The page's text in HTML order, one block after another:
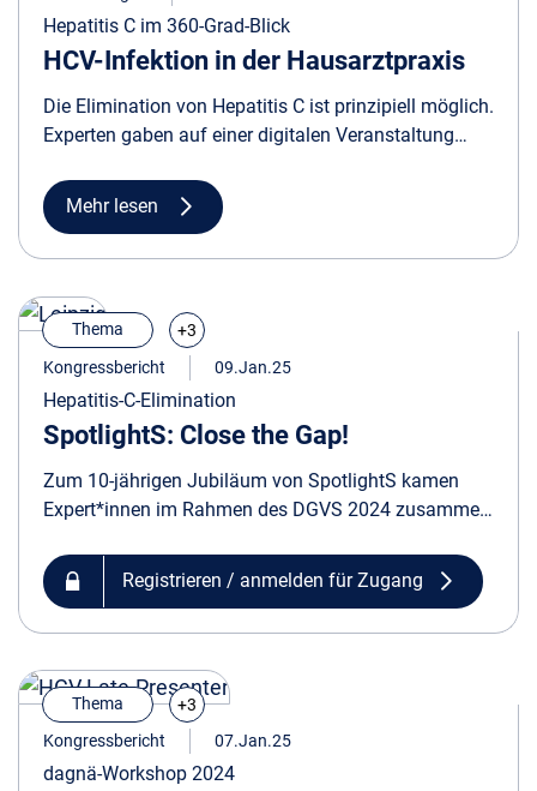
Hepatitis C im 360-Grad-Blick
HCV-Infektion in der Hausarztpraxis
Die Elimination von Hepatitis C ist prinzipiell möglich.
Experten gaben auf einer digitalen Veranstaltung
Deutschland und erörterten Herausforderungen.
Mehr lesen
Thema
+3
Kongressbericht
09.Jan.25
Hepatitis-C-Elimination
SpotlightS: Close the Gap!
Zum 10-jährigen Jubiläum von SpotlightS kamen
Expert*innen im Rahmen des DGVS 2024 zusammen,
diskutieren und den Kurs für die kommenden Jahre
festzulegen....
Registrieren / anmelden für Zugang
Thema
+3
Kongressbericht
07.Jan.25
dagnä-Workshop 2024